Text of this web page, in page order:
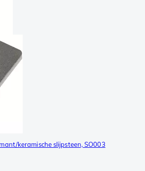
keramische slijpsteen, SO003